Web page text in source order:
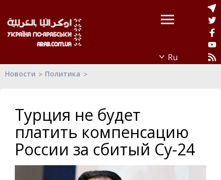
Новости Политика
Турция не будет
платить компенсацию
России за сбитый Су-24